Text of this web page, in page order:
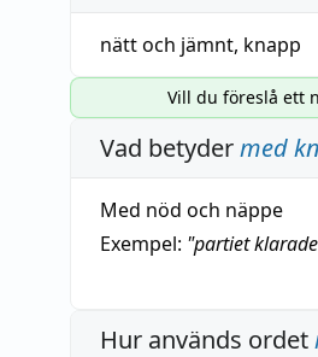
nätt och jämnt, knapp
Vill du föreslå ett
Vad betydermed
Med nöd och näppe
Exempel: "partiet
Hur används ordet